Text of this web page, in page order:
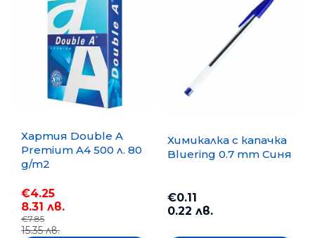
Хартия Double A
Premium A4 500 л. 80
g/m2
€4.25
8.31 лв.
€7.85
15.35 лв.
Химикалка с капачка
Bluering 0.7 mm Синя
€0.11
0.22 лв.